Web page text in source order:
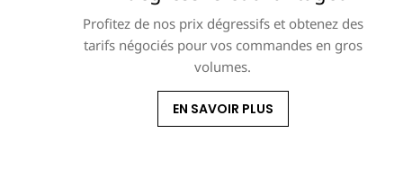
Profitez de nos prix dégressifs et obtenez des
tarifs négociés pour vos commandes en gros
volumes.
EN SAVOIR PLUS